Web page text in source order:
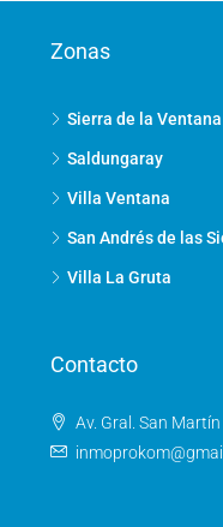
Zonas
Sierra de la Ventana
Saldungaray
Villa Ventana
San Andrés de las
Villa La Gruta
Contacto
Av. Gral. San